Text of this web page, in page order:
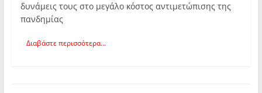
δυνάμεις τους στο μεγάλο κόστος αντιμετώπισης της
πανδημίας
Διαβάστε περισσότερα...